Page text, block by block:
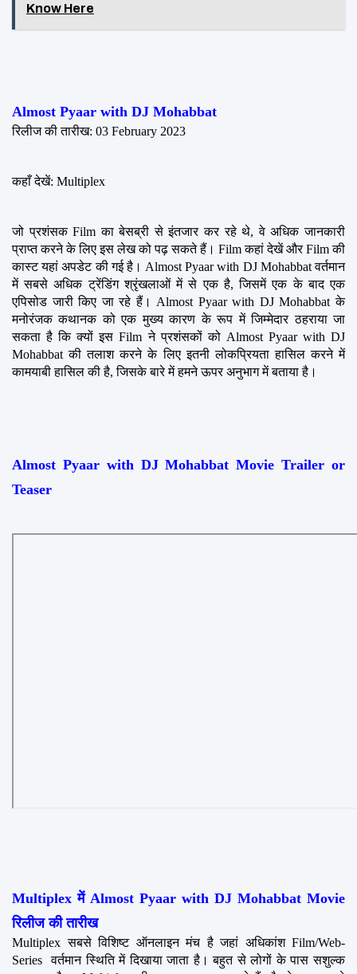
Know Here
Almost Pyaar with DJ Mohabbat
रिलीज की तारीख: 03 February 2023
कहाँ देखें: Multiplex
जो प्रशंसक Film का बेसब्री से इंतजार कर रहे थे, वे अधिक जानकारी
प्राप्त करने के लिए इस लेख को पढ़ सकते हैं। Film कहां देखें और Film की
कास्ट यहां अपडेट की गई है। Almost Pyaar with DJ Mohabbat वर्तमान
में सबसे अधिक ट्रेंडिंग श्रृंखलाओं में से एक है, जिसमें एक के बाद एक
एपिसोड जारी किए जा रहे हैं। Almost Pyaar with DJ Mohabbat के
मनोरंजक कथानक को एक मुख्य कारण के रूप में जिम्मेदार ठहराया जा
सकता है कि क्यों इस Film ने प्रशंसकों को Almost Pyaar with DJ
Mohabbat की तलाश करने के लिए इतनी लोकप्रियता हासिल करने में
कामयाबी हासिल की है, जिसके बारे में हमने ऊपर अनुभाग में बताया है।
Almost Pyaar with DJ Mohabbat Movie Trailer or
Teaser
Multiplex में Almost Pyaar with DJ Mohabbat Movie
रिलीज की तारीख
Multiplex सबसे विशिष्ट ऑनलाइन मंच है जहां अधिकांश Film/Web-
Series  वर्तमान स्थिति में दिखाया जाता है। बहुत से लोगों के पास सशुल्क